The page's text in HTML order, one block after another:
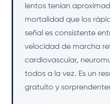
lentos tenían
mortalidad que los
señal es consistente
velocidad de marcha
cardiovascular,
todos a la vez. Es un
gratuito y